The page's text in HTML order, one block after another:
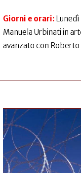
Giorni e orari:
Manuela Urbinati in
avanzato con Roberto